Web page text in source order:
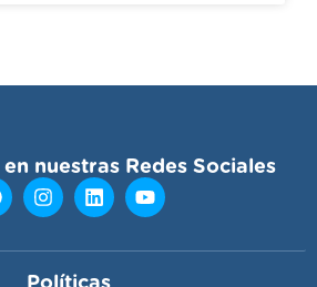
nuestras Redes Sociales